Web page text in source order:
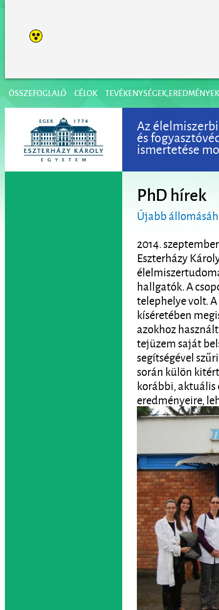
ÖSSZEFOGLALÓ CÉLOK TEVÉKENYSÉGEK,EREDMÉNYEK
Az
és
ismertetése
PhD hírek
Újabb
2014.
Eszterházy
hallgatók. A
telephelye volt.
kíséretében
azokhoz
tejüzem saját
segítségével
során külön
korábbi, aktuális
eredményeire,